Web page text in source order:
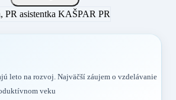
PR asistentka KAŠPAR PR
leto na rozvoj. Najväčší záujem o vzdelávanie
veku